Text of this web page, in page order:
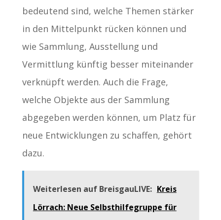
bedeutend sind, welche Themen stärker
in den Mittelpunkt rücken können und
wie Sammlung, Ausstellung und
Vermittlung künftig besser miteinander
verknüpft werden. Auch die Frage,
welche Objekte aus der Sammlung
abgegeben werden können, um Platz für
neue Entwicklungen zu schaffen, gehört
dazu.
Weiterlesen auf BreisgauLIVE: Kreis
Lörrach: Neue Selbsthilfegruppe für